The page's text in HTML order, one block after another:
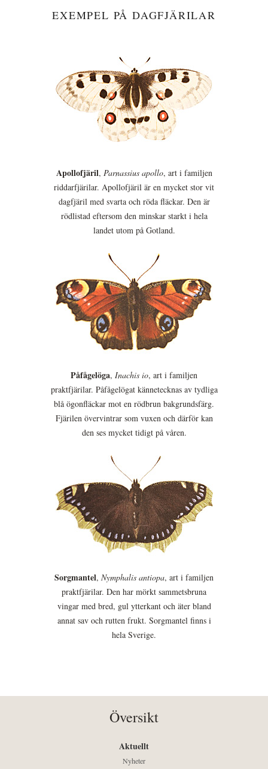
EXEMPEL PÅ DAGFJÄRILAR
Apollofjäril, Parnassius apollo, art i familjen
riddarfjärilar. Apollofjäril är en mycket stor vit
dagfjäril med svarta och röda fläckar. Den är
rödlistad eftersom den minskar starkt i hela
landet utom på Gotland.
Påfågelöga, Inachis io, art i familjen
praktfjärilar. Påfågelögat kännetecknas av tydliga
blå ögonfläckar mot en rödbrun bakgrundsfärg.
Fjärilen övervintrar som vuxen och därför kan
den ses mycket tidigt på våren.
Sorgmantel, Nymphalis antiopa, art i familjen
praktfjärilar. Den har mörkt sammetsbruna
vingar med bred, gul ytterkant och äter bland
annat sav och rutten frukt. Sorgmantel finns i
hela Sverige.
Översikt
Aktuellt
Nyheter